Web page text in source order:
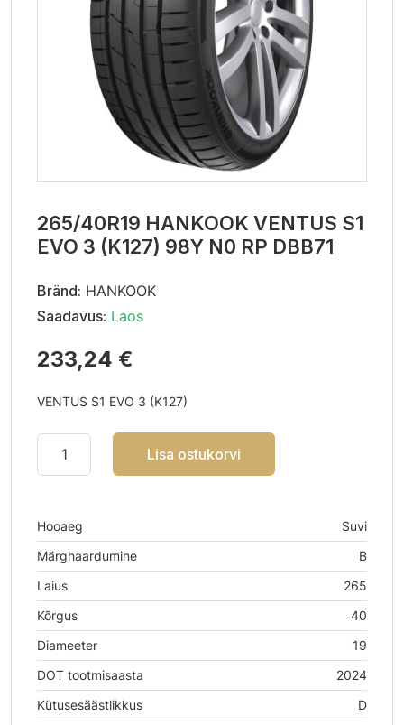
265/40R19 HANKOOK VENTUS S1
EVO 3 (K127) 98Y N0 RP DBB71
Bränd: HANKOOK
Saadavus: Laos
233,24 €
VENTUS S1 EVO 3 (K127)
Lisa ostukorvi
Hooaeg
Suvi
Märghaardumine
B
Laius
265
Kõrgus
40
Diameeter
19
DOT tootmisaasta
2024
Kütusesäästlikkus
D